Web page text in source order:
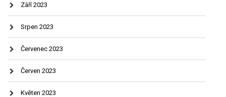
Září 2023
Srpen 2023
Červenec 2023
Červen 2023
Květen 2023